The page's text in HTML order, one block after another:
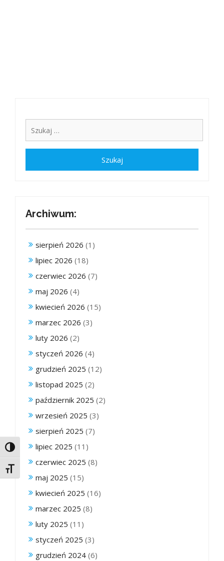
Toggle High Contrast
Toggle Font size
Archiwum:
sierpień 2026 (1)
lipiec 2026 (18)
czerwiec 2026 (7)
maj 2026 (4)
kwiecień 2026 (15)
marzec 2026 (3)
luty 2026 (2)
styczeń 2026 (4)
grudzień 2025 (12)
listopad 2025 (2)
październik 2025 (2)
wrzesień 2025 (3)
sierpień 2025 (7)
lipiec 2025 (11)
czerwiec 2025 (8)
maj 2025 (15)
kwiecień 2025 (16)
marzec 2025 (8)
luty 2025 (11)
styczeń 2025 (3)
grudzień 2024 (6)